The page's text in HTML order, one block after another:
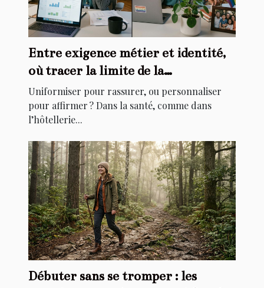
Entre exigence métier et identité,
où tracer la limite de la
personnalisation ?
Uniformiser pour rassurer, ou personnaliser
pour affirmer ? Dans la santé, comme dans
l’hôtellerie...
Débuter sans se tromper : les